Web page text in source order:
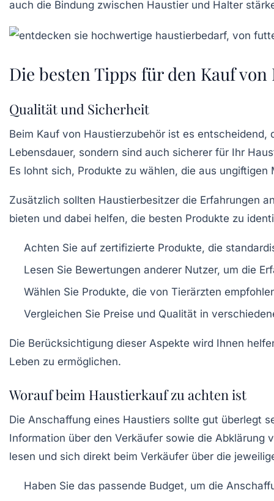
auch die Bindung zwischen Haustier und Halter
Die besten Tipps für den Kauf
Qualität und Sicherheit
Beim Kauf von Haustierzubehör ist es entscheidend,
Lebensdauer, sondern sind auch sicherer für Ihr
Es lohnt sich, Produkte zu wählen, die aus
Zusätzlich sollten Haustierbesitzer die Erfahrungen
bieten und dabei helfen, die besten Produkte zu
Achten Sie auf zertifizierte Produkte, die
Lesen Sie Bewertungen anderer Nutzer, um die
Wählen Sie Produkte, die von Tierärzten
Vergleichen Sie Preise und Qualität in
Die Berücksichtigung dieser Aspekte wird Ihnen
Leben zu ermöglichen.
Worauf beim Haustierkauf zu achten ist
Die Anschaffung eines Haustiers sollte gut überlegt
Information über den Verkäufer sowie die Abklärung
lesen und sich direkt beim Verkäufer über die
Haben Sie das passende Budget, um die